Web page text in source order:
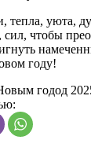
тепла, уюта,
сил, чтобы
году!